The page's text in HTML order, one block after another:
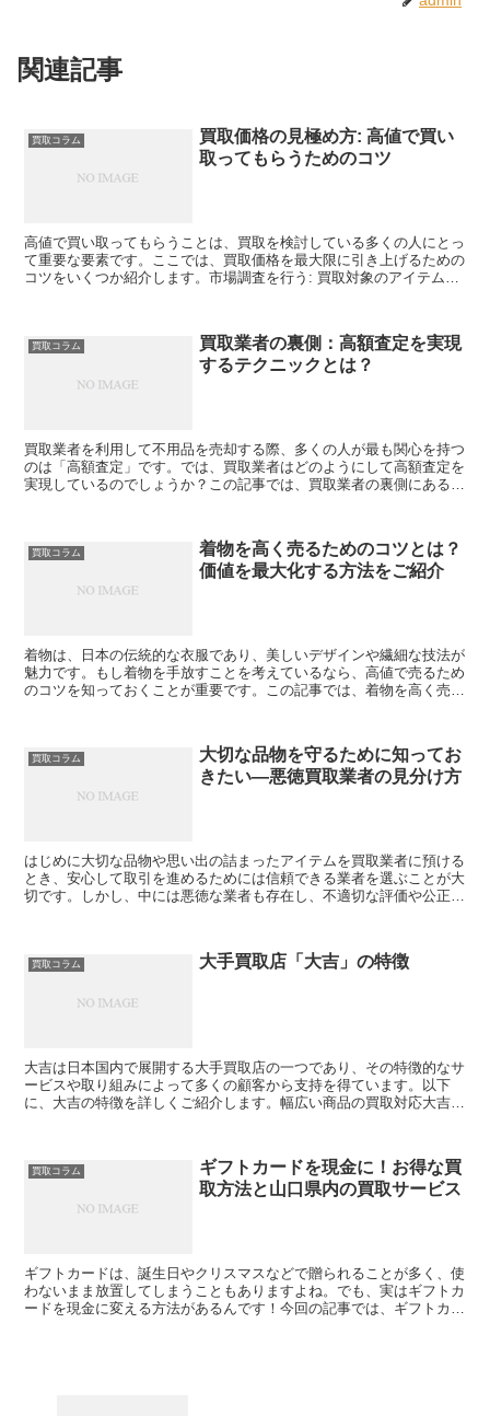
関連記事
買取コラム
買取価格の見極め方: 高値で買い
取ってもらうためのコツ
高値で買い取ってもらうことは、買取を検討している多くの人にとっ
て重要な要素です。ここでは、買取価格を最大限に引き上げるための
コツをいくつか紹介します。市場調査を行う: 買取対象のアイテムの
買取コラム
買取業者の裏側：高額査定を実現
するテクニックとは？
買取業者を利用して不用品を売却する際、多くの人が最も関心を持つ
のは「高額査定」です。では、買取業者はどのようにして高額査定を
実現しているのでしょうか？この記事では、買取業者の裏側にある高
買取コラム
着物を高く売るためのコツとは？
価値を最大化する方法をご紹介
着物は、日本の伝統的な衣服であり、美しいデザインや繊細な技法が
魅力です。もし着物を手放すことを考えているなら、高値で売るため
のコツを知っておくことが重要です。この記事では、着物を高く売る
買取コラム
大切な品物を守るために知ってお
きたい―悪徳買取業者の見分け方
はじめに大切な品物や思い出の詰まったアイテムを買取業者に預ける
とき、安心して取引を進めるためには信頼できる業者を選ぶことが大
切です。しかし、中には悪徳な業者も存在し、不適切な評価や公正さ
買取コラム 大手買取店「大吉」の特徴
大吉は日本国内で展開する大手買取店の一つであり、その特徴的なサ
ービスや取り組みによって多くの顧客から支持を得ています。以下
に、大吉の特徴を詳しくご紹介します。幅広い商品の買取対応大吉は
買取コラム
ギフトカードを現金に！お得な買
取方法と山口県内の買取サービス
ギフトカードは、誕生日やクリスマスなどで贈られることが多く、使
わないまま放置してしまうこともありますよね。でも、実はギフトカ
ードを現金に変える方法があるんです！今回の記事では、ギフトカー